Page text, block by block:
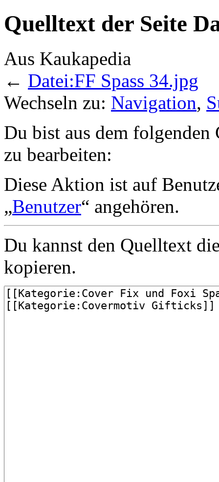
Quelltext der Seite
Aus Kaukapedia
← Datei:FF Spass 34.jpg
Wechseln zu: Navigation,
Du bist aus dem
zu bearbeiten:
Diese Aktion ist auf
„Benutzer“ angehören.
Du kannst den Quelltext
kopieren.